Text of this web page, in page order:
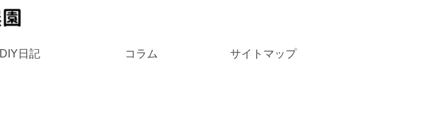
DIY日記 コラム サイトマップ